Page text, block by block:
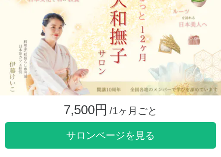
7,500円 /1ヶ月ごと
サロンページを見る